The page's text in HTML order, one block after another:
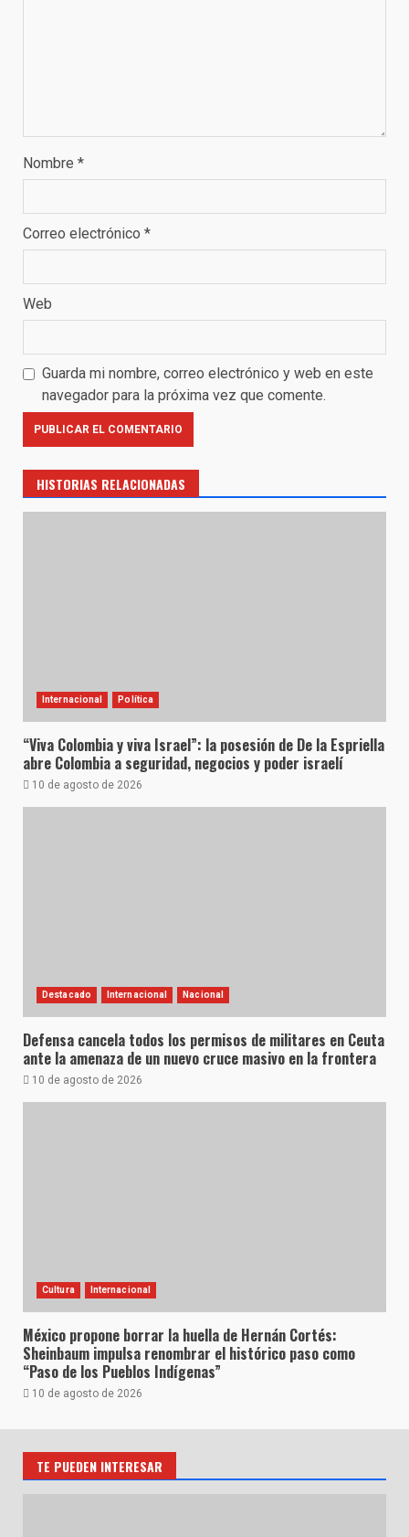
Nombre *
Correo electrónico *
Web
Guarda mi nombre, correo electrónico y web en este
navegador para la próxima vez que comente.
HISTORIAS RELACIONADAS
Internacional Política
“Viva Colombia y viva Israel”: la posesión de De la Espriella
abre Colombia a seguridad, negocios y poder israelí
10 de agosto de 2026
Destacado Internacional Nacional
Defensa cancela todos los permisos de militares en Ceuta
ante la amenaza de un nuevo cruce masivo en la frontera
10 de agosto de 2026
Cultura Internacional
México propone borrar la huella de Hernán Cortés:
Sheinbaum impulsa renombrar el histórico paso como
“Paso de los Pueblos Indígenas”
10 de agosto de 2026
TE PUEDEN INTERESAR